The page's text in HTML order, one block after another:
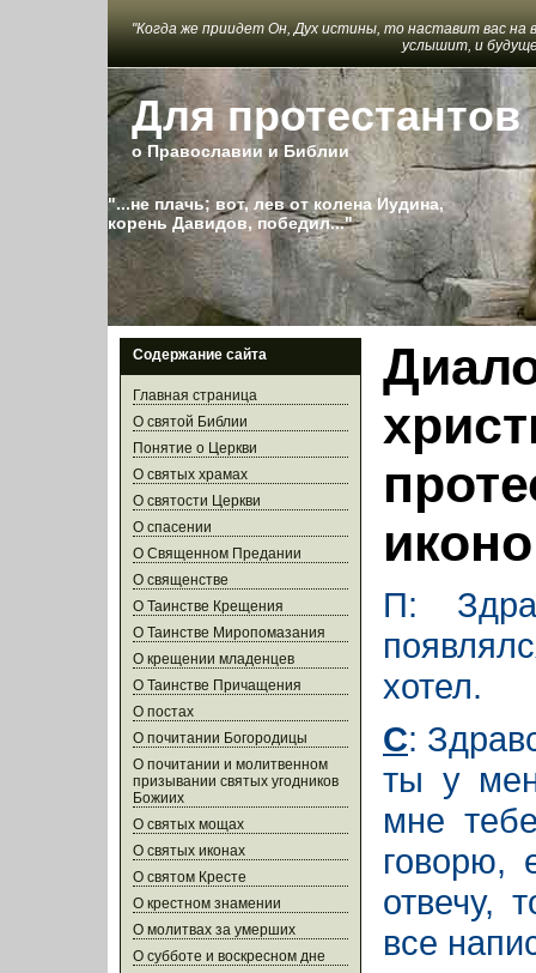
"Когда же приидет Он, Дух истины, то наставит вас на
услышит, и
Для протестантов
о Православии и Библии
"...не плачь; вот, лев от колена Иудина,
корень Давидов, победил..."
Содержание сайта
Главная страница
О святой Библии
Понятие о Церкви
О святых храмах
О святости Церкви
О спасении
О Священном Предании
О священстве
О Таинстве Крещения
О Таинстве Миропомазания
О крещении младенцев
О Таинстве Причащения
О постах
О почитании Богородицы
О почитании и молитвенном
призывании святых угодников
Божиих
О святых мощах
О святых иконах
О святом Кресте
О крестном знамении
О молитвах за умерших
О субботе и воскресном дне
П:
хотел.
С:
ты у
мне
говорю,
отвечу,
все